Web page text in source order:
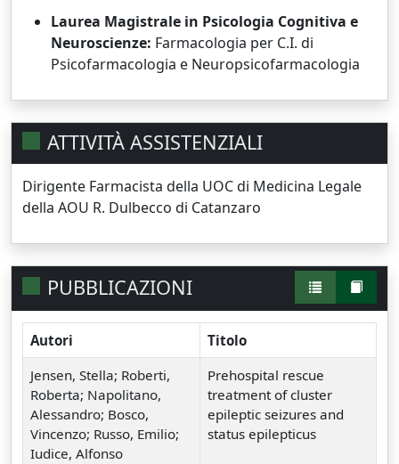
Laurea Magistrale in Psicologia Cognitiva e
Neuroscienze: Farmacologia per C.I. di
Psicofarmacologia e Neuropsicofarmacologia
ATTIVITÀ ASSISTENZIALI
Dirigente Farmacista della UOC di Medicina Legale
della AOU R. Dulbecco di Catanzaro
PUBBLICAZIONI
Autori
Titolo
Jensen, Stella; Roberti,
Roberta; Napolitano,
Alessandro; Bosco,
Vincenzo; Russo, Emilio;
Iudice, Alfonso
Prehospital rescue
treatment of cluster
epileptic seizures and
status epilepticus